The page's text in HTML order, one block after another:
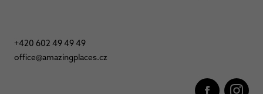
+420 602 49 49 49
office@amazingplaces.cz